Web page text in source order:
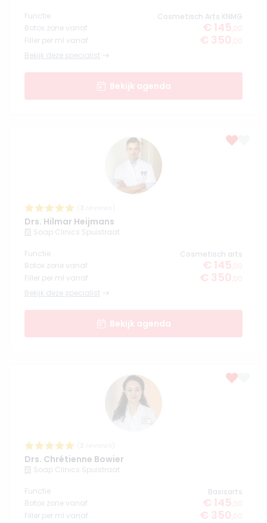
Functie
Cosmetisch Arts KNMG
Botox zone vanaf
€ 145 ,00
Filler per ml vanaf
€ 350 ,00
Bekijk deze specialist
Bekijk agenda
Drs. Hilmar Heijmans
Soap Clinics Spuistraat
Functie
Cosmetisch arts
Botox zone vanaf
€ 145 ,00
Filler per ml vanaf
€ 350 ,00
Bekijk deze specialist
Bekijk agenda
Drs. Chrétienne Bowier
Soap Clinics Spuistraat
Functie
Basisarts
Botox zone vanaf
€ 145 ,00
Filler per ml vanaf
€ 350 ,00